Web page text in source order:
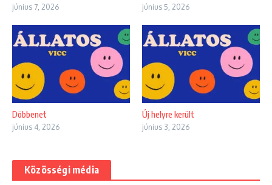
június 7, 2026 június 5, 2026
Döbbenet
június 4, 2026
Új helyre került
június 3, 2026
Közösségi média